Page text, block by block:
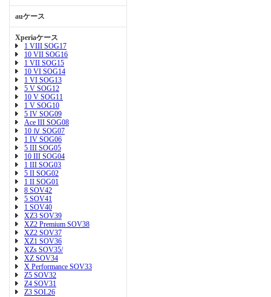
auケース
Xperiaケース
1 VIII SOG17
10 VII SOG16
1 VII SOG15
10 VI SOG14
1 VI SOG13
5 V SOG12
10 V SOG11
1 V SOG10
5 IV SOG09
Ace III SOG08
10 Ⅳ SOG07
1 IV SOG06
5 III SOG05
10 III SOG04
1 III SOG03
5 II SOG02
1 II SOG01
8 SOV42
5 SOV41
1 SOV40
XZ3 SOV39
XZ2 Premium SOV38
XZ2 SOV37
XZ1 SOV36
XZs SOV35/
XZ SOV34
X Performance SOV33
Z5 SOV32
Z4 SOV31
Z3 SOL26